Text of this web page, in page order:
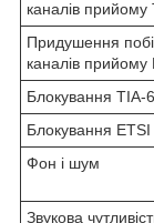
каналів прийому
Придушення
каналів прийому
Блокування TIA-
Блокування ETSI
Фон і шум
Звукова